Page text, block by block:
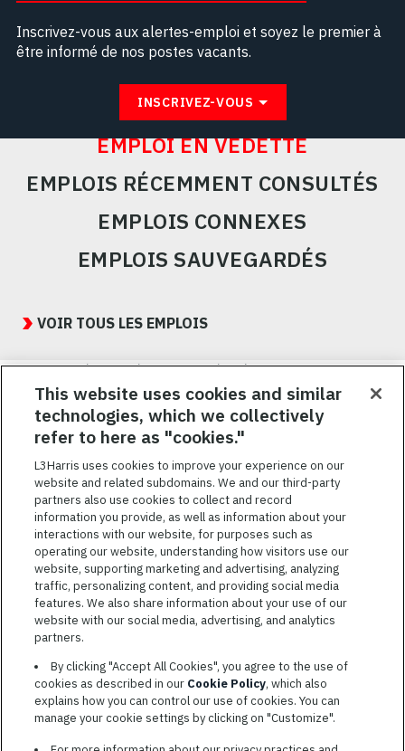
Inscrivez-vous aux alertes-emploi et soyez le premier à
être informé de nos postes vacants.
INSCRIVEZ-VOUS
EMPLOI EN VEDETTE
EMPLOIS RÉCEMMENT CONSULTÉS
EMPLOIS CONNEXES
EMPLOIS SAUVEGARDÉS
JobsVOIR TOUS LES EMPLOIS
Nous visons à attirer, à mobiliser et à fidéliser une main-d’œuvre
hautement performante et diversifiée. De plus, nous croyons
qu’une culture d’inclusion amusante et décontractée aide nos
employés à réaliser leur plein potentiel. Nous donnons les moyens
à nos employés, sans égard à leur race, leur couleur, leur religion,
origine nationale, leur handicap ou leur statut d’ancien
combattant, d’innover afin de résoudre les problèmes les plus
coriaces de nos clients.
CONDITIONS GÉNÉRALES D’UTILISATION
COOKIE SETTINGS
PLAN DU SITE
PRIVACY POLICY
COOKIE CHOICES & INFO
L3HARRIS.COM
This website uses cookies and similar
technologies, which we collectively
refer to here as "cookies."
L3Harris uses cookies to improve your experience on our
website and related subdomains. We and our third-party
partners also use cookies to collect and record
information you provide, as well as information about your
interactions with our website, for purposes such as
operating our website, understanding how visitors use our
website, supporting marketing and advertising, analyzing
traffic, personalizing content, and providing social media
features. We also share information about your use of our
website with our social media, advertising, and analytics
partners.
By clicking "Accept All Cookies", you agree to the use of
cookies as described in our Cookie Policy, which also
explains how you can control our use of cookies. You can
manage your cookie settings by clicking on "Customize".